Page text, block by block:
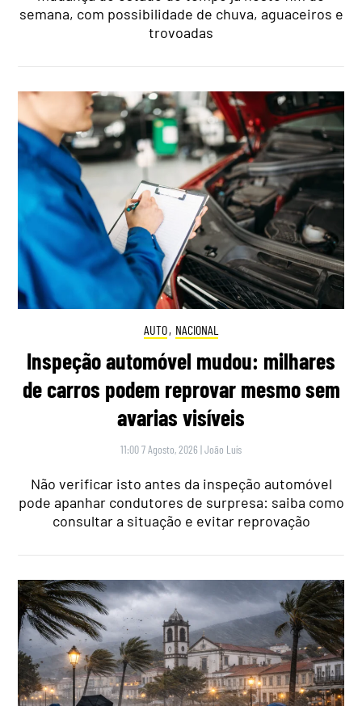
semana, com possibilidade de chuva, aguaceiros e
trovoadas
AUTO, NACIONAL
Inspeção automóvel mudou: milhares
de carros podem reprovar mesmo sem
avarias visíveis
11:00 7 Agosto, 2026 |João Luís
Não verificar isto antes da inspeção automóvel
pode apanhar condutores de surpresa: saiba como
consultar a situação e evitar reprovação